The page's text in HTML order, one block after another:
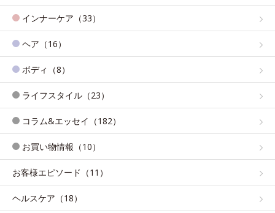
インナーケア（33）
ヘア（16）
ボディ（8）
ライフスタイル（23）
コラム&エッセイ（182）
お買い物情報（10）
お客様エピソード（11）
ヘルスケア（18）